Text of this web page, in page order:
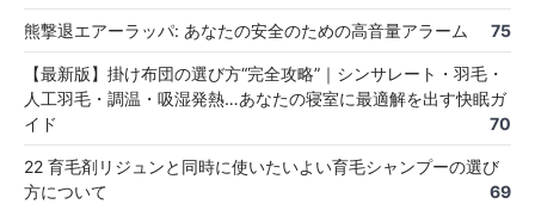
熊撃退エアーラッパ: あなたの安全のための高音量アラーム 75
【最新版】掛け布団の選び方“完全攻略”｜シンサレート・羽毛・
人工羽毛・調温・吸湿発熱…あなたの寝室に最適解を出す快眠ガ
イド
70
22 育毛剤リジュンと同時に使いたいよい育毛シャンプーの選び
方について
69